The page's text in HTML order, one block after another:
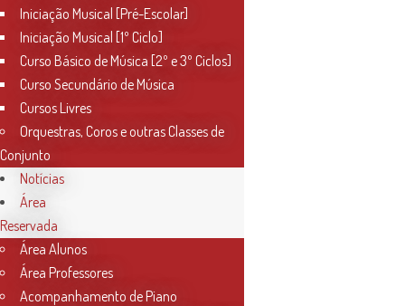
Iniciação Musical [Pré-Escolar]
Iniciação Musical [1º Ciclo]
Curso Básico de Música [2º e 3º Ciclos]
Curso Secundário de Música
Cursos Livres
Orquestras, Coros e outras Classes de
Conjunto
Notícias
Área
Reservada
Área Alunos
Área Professores
Acompanhamento de Piano